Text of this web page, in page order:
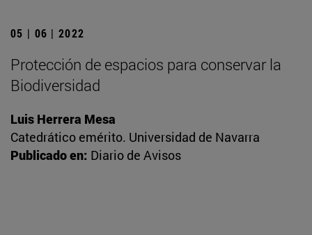
05 | 06 | 2022
Protección de espacios para conservar la
Biodiversidad
Luis Herrera Mesa
Catedrático emérito. Universidad de Navarra
Publicado en: Diario de Avisos